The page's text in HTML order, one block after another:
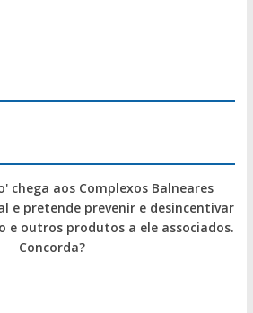
chega aos Complexos Balneares
e pretende prevenir e desincentivar
e outros produtos a ele associados.
Concorda?